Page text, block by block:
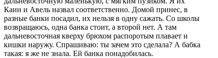
Каин и Авель назвал соответственно. Домой принес, в
разные банки посадил, их нельзя в одну сажать. Со школы
возвращаюсь, одна банка стоит, а второй нет. А там
дальневосточная кверху брюхом распоротым плавает и
кишки наружу. Спрашиваю: ты зачем это сделала? А бабка
такая: я же не знала. Ей банка понадобилась.